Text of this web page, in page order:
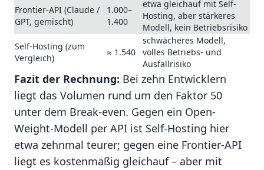
Frontier-API (Claude /
GPT, gemischt)
1.000–
1.400
etwa gleichauf mit Self-
Hosting, aber stärkeres
Modell, kein Betriebsrisiko
Self-Hosting (zum
Vergleich)
≈ 1.540
schwächeres Modell,
volles Betriebs- und
Ausfallrisiko
Fazit der Rechnung: Bei zehn Entwicklern
liegt das Volumen rund um den Faktor 50
unter dem Break-even. Gegen ein Open-
Weight-Modell per API ist Self-Hosting hier
etwa zehnmal teurer; gegen eine Frontier-API
liegt es kostenmäßig gleichauf – aber mit